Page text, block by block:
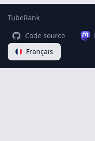
TubeRank
Code source
Français